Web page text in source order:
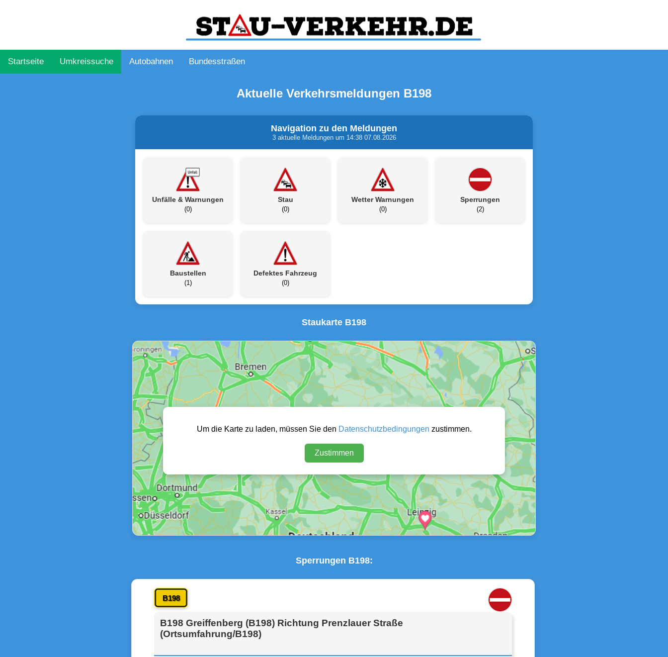
Startseite Umkreissuche Autobahnen Bundesstraßen
Aktuelle Verkehrsmeldungen B198
Navigation zu den Meldungen
3 aktuelle Meldungen um 14:38 07.08.2026
Unfälle & Warnungen
(0)
Stau
(0)
Wetter Warnungen
(0)
Sperrungen
(2)
Baustellen
(1)
Defektes Fahrzeug
(0)
Staukarte B198
Um die Karte zu laden, müssen Sie den Datenschutzbedingungen zustimmen.
Zustimmen
Sperrungen B198:
B198
B198 Greiffenberg (B198) Richtung Prenzlauer Straße
(Ortsumfahrung/B198)